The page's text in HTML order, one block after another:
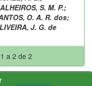
S. M. P.;
O. A. R. dos;
J. G. de
a 2 de 2